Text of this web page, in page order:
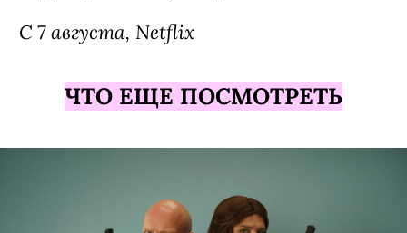
С 7 августа, Netflix
ЧТО ЕЩЕ ПОСМОТРЕТЬ